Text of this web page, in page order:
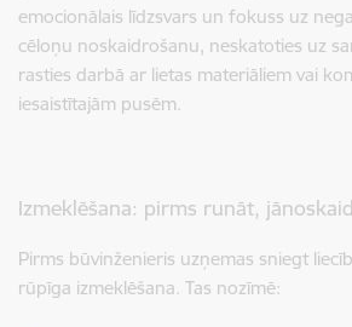
emocionālais līdzsvars un fokuss uz
cēloņu noskaidrošanu, neskatoties uz
rasties darbā ar lietas materiāliem vai
iesaistītajām pusēm.
Izmeklēšana: pirms runāt,
Pirms būvinženieris uzņemas sniegt
rūpīga izmeklēšana. Tas nozīmē: